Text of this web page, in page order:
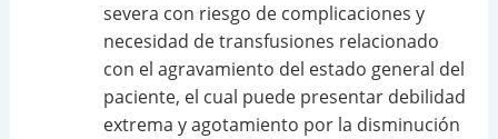
severa con riesgo de complicaciones y
necesidad de transfusiones relacionado
con el agravamiento del estado general del
paciente, el cual puede presentar debilidad
extrema y agotamiento por la disminución